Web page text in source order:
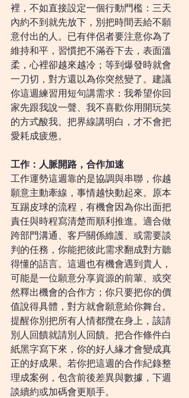
裡，不如直接設定一個行動門檻：三天
內約不到就先放下，別把時間丟給不願
意付出的人。已有伴侶者要注意你為了
維持和平，習慣把不滿吞下去，表面溫
柔，心裡卻越來越冷；等到爆發時就會
一刀切，對方還以為你突然變了。建議
你這週練習用短句講需求：我希望你回
家先跟我說一聲、我不喜歡你用開玩笑
的方式酸我。把界線講明白，才不會把
愛耗成疲憊。
工作：人脈開路，合作加速
工作運勢這週靠的是協調與串聯，你越
願意主動牽線，事情越快動起來。原本
互踢皮球的流程，有機會因為你出面把
責任與時程寫清楚而順利推進。適合做
跨部門溝通、客戶關係維護、或需要談
判的任務，你能把彼此需求翻成對方聽
得懂的語言。這週也有機會遇到貴人，
可能是一位願意分享資源的前輩、或突
然釋出機會的合作方；你只要把你的價
值說得具體，對方就會願意給你舞台。
提醒你別把所有人情都攬在身上，該請
別人回饋就請別人回饋。把合作條件白
紙黑字寫下來，你的好人緣才會變成真
正的好成果。若你把這週的合作紀錄整
理成案例，包含前後差異與數據，下週
談續約或加碼會更順手。